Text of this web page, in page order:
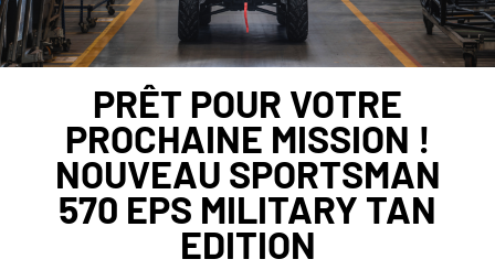
PRÊT POUR VOTRE
PROCHAINE MISSION !
NOUVEAU SPORTSMAN
570 EPS MILITARY TAN
EDITION